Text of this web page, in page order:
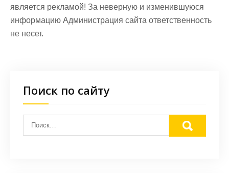
является рекламой! За неверную и изменившуюся
информацию Администрация сайта ответственность
не несет.
Поиск по сайту